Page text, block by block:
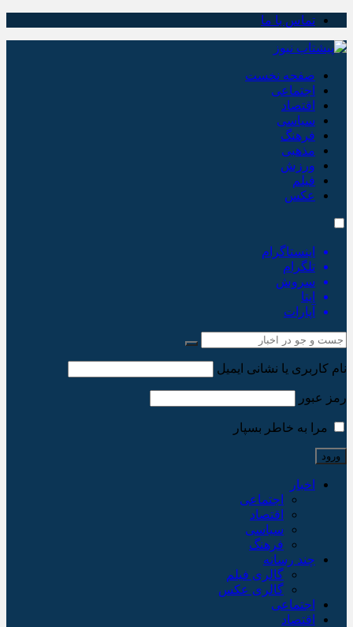
تماس با ما
صفحه نخست
اجتماعی
اقتصاد
سیاسی
فرهنگ
مذهبی
ورزش
فیلم
عکس
اینستاگرام
تلگرام
سروش
ایتا
آپارات
نام کاربری یا نشانی ایمیل
رمز عبور
مرا به خاطر بسپار
اخبار
اجتماعی
اقتصاد
سیاسی
فرهنگ
چند رسانه
گالری فیلم
گالری عکس
اجتماعی
اقتصاد